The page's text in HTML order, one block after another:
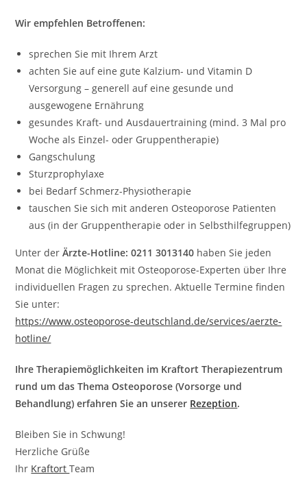
Wir empfehlen Betroffenen:
sprechen Sie mit Ihrem Arzt
achten Sie auf eine gute Kalzium- und Vitamin D
Versorgung – generell auf eine gesunde und
ausgewogene Ernährung
gesundes Kraft- und Ausdauertraining (mind. 3 Mal pro
Woche als Einzel- oder Gruppentherapie)
Gangschulung
Sturzprophylaxe
bei Bedarf Schmerz-Physiotherapie
tauschen Sie sich mit anderen Osteoporose Patienten
aus (in der Gruppentherapie oder in Selbsthilfegruppen)
Unter derÄrzte-Hotline: 0211 3013140 haben Sie jeden
Monat die Möglichkeit mit Osteoporose-Experten über Ihre
individuellen Fragen zu sprechen. Aktuelle Termine finden
Sie unter:
https://www.osteoporose-deutschland.de/services/aerzte-
hotline/
Ihre Therapiemöglichkeiten im Kraftort Therapiezentrum
rund um das Thema Osteoporose (Vorsorge und
Behandlung) erfahren Sie an unserer Rezeption.
Bleiben Sie in Schwung!
Herzliche Grüße
Ihr KraftortTeam